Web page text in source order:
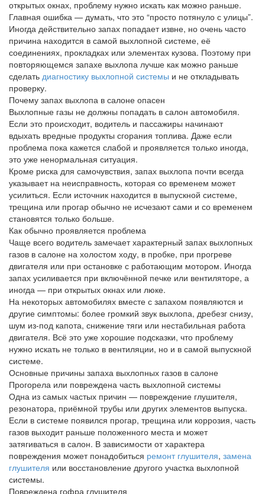
открытых окнах, проблему нужно искать как можно раньше.
Главная ошибка — думать, что это “просто потянуло с улицы”.
Иногда действительно запах попадает извне, но очень часто
причина находится в самой выхлопной системе, её
соединениях, прокладках или элементах кузова. Поэтому при
повторяющемся запахе выхлопа лучше как можно раньше
сделать диагностику выхлопной системы и не откладывать
проверку.
Почему запах выхлопа в салоне опасен
Выхлопные газы не должны попадать в салон автомобиля.
Если это происходит, водитель и пассажиры начинают
вдыхать вредные продукты сгорания топлива. Даже если
проблема пока кажется слабой и проявляется только иногда,
это уже ненормальная ситуация.
Кроме риска для самочувствия, запах выхлопа почти всегда
указывает на неисправность, которая со временем может
усилиться. Если источник находится в выпускной системе,
трещина или прогар обычно не исчезают сами и со временем
становятся только больше.
Как обычно проявляется проблема
Чаще всего водитель замечает характерный запах выхлопных
газов в салоне на холостом ходу, в пробке, при прогреве
двигателя или при остановке с работающим мотором. Иногда
запах усиливается при включённой печке или вентиляторе, а
иногда — при открытых окнах или люке.
На некоторых автомобилях вместе с запахом появляются и
другие симптомы: более громкий звук выхлопа, дребезг снизу,
шум из-под капота, снижение тяги или нестабильная работа
двигателя. Всё это уже хорошие подсказки, что проблему
нужно искать не только в вентиляции, но и в самой выпускной
системе.
Основные причины запаха выхлопных газов в салоне
Прогорела или повреждена часть выхлопной системы
Одна из самых частых причин — повреждение глушителя,
резонатора, приёмной трубы или других элементов выпуска.
Если в системе появился прогар, трещина или коррозия, часть
газов выходит раньше положенного места и может
затягиваться в салон. В зависимости от характера
повреждения может понадобиться ремонт глушителя, замена
глушителя или восстановление другого участка выхлопной
системы.
Повреждена гофра глушителя